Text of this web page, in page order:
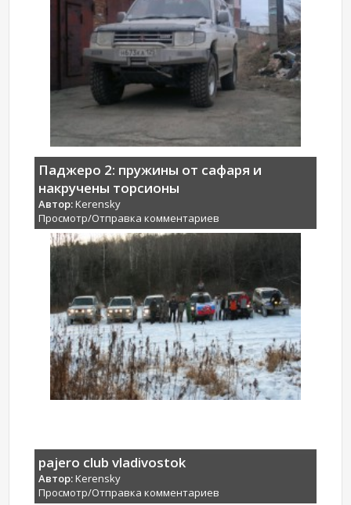
Паджеро 2: пружины от сафаря и
накручены торсионы
Автор:Kerensky
Просмотр/Отправка комментариев
pajero club vladivostok
Автор:Kerensky
Просмотр/Отправка комментариев